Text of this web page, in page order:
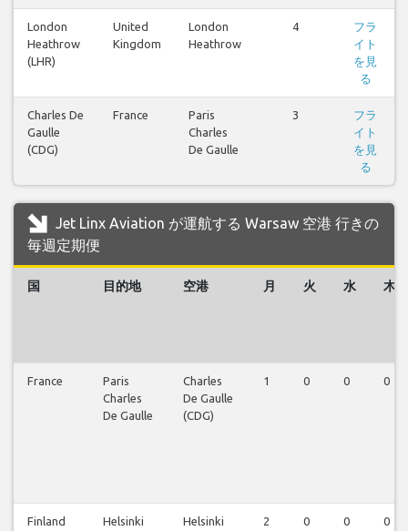
London
Heathrow
(LHR)
United
Kingdom
London
Heathrow
4
フラ
イト
を見
る
Charles De
Gaulle
(CDG)
France
Paris
Charles
De Gaulle
3
フラ
イト
を見
る
Jet Linx Aviation が運航する Warsaw 空港 行きの
毎週定期便
国 目的地 空港 月 火 水 木
France
Paris
Charles
De Gaulle
Charles
De Gaulle
(CDG)
1 0 0 0
Finland Helsinki
Helsinki
2 0 0 0